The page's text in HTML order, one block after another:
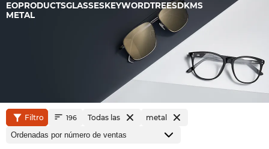
EOPRODUCTSGLASSESKEYWORDTREESDKMS
METAL
Filtro 196 Todas las metal